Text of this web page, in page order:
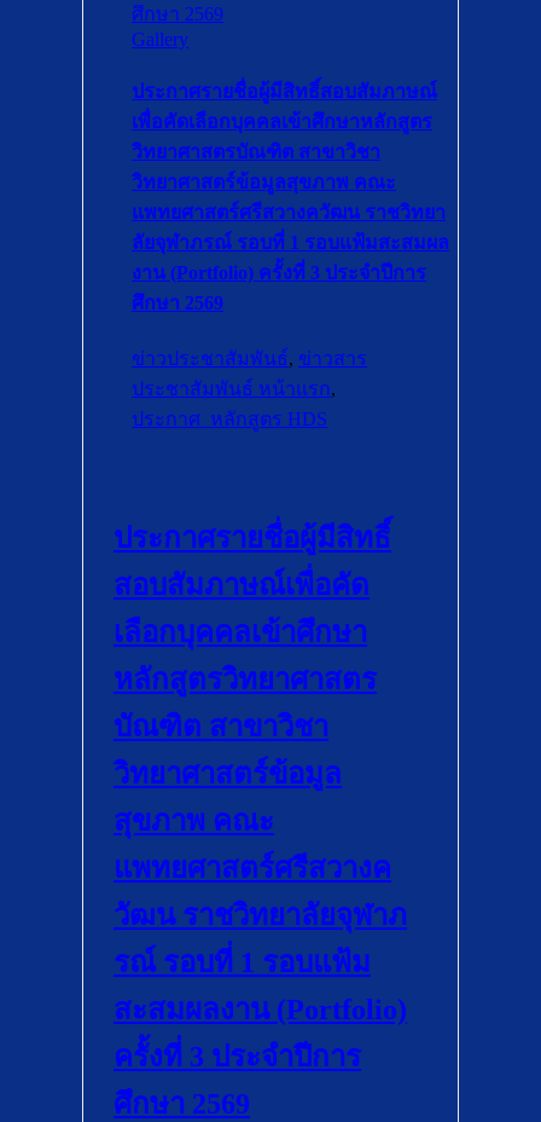
ศึกษา 2569
Gallery
ประกาศรายชื่อผู้มีสิทธิ์สอบสัมภาษณ์
เพื่อคัดเลือกบุคคลเข้าศึกษาหลักสูตร
วิทยาศาสตรบัณฑิต สาขาวิชา
วิทยาศาสตร์ข้อมูลสุขภาพ คณะ
แพทยศาสตร์ศรีสวางควัฒน ราชวิทยา
ลัยจุฬาภรณ์ รอบที่ 1 รอบแฟ้มสะสมผล
งาน (Portfolio) ครั้งที่ 3 ประจำปีการ
ศึกษา 2569
ข่าวประชาสัมพันธ์, ข่าวสาร
ประชาสัมพันธ์ หน้าแรก,
ประกาศ_หลักสูตร HDS
ประกาศรายชื่อผู้มีสิทธิ์
สอบสัมภาษณ์เพื่อคัด
เลือกบุคคลเข้าศึกษา
หลักสูตรวิทยาศาสตร
บัณฑิต สาขาวิชา
วิทยาศาสตร์ข้อมูล
สุขภาพ คณะ
แพทยศาสตร์ศรีสวางค
วัฒน ราชวิทยาลัยจุฬาภ
รณ์ รอบที่ 1 รอบแฟ้ม
สะสมผลงาน (Portfolio)
ครั้งที่ 3 ประจำปีการ
ศึกษา 2569